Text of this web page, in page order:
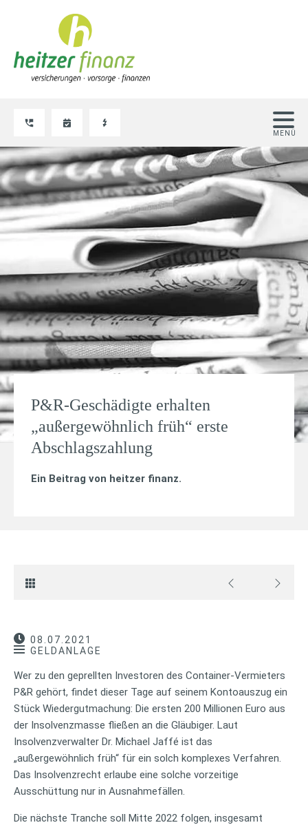
P&R-Geschädigte erhalten
„außergewöhnlich früh“ erste
Abschlagszahlung
Ein Beitrag von heitzer finanz.
08.07.2021
GELDANLAGE
Wer zu den geprellten Investoren des Container-Vermieters
P&R gehört, findet dieser Tage auf seinem Kontoauszug ein
Stück Wiedergutmachung: Die ersten 200 Millionen Euro aus
der Insolvenzmasse fließen an die Gläubiger. Laut
Insolvenzverwalter Dr. Michael Jaffé ist das
„außergewöhnlich früh“ für ein solch komplexes Verfahren.
Das Insolvenzrecht erlaube eine solche vorzeitige
Ausschüttung nur in Ausnahmefällen.
Die nächste Tranche soll Mitte 2022 folgen, insgesamt